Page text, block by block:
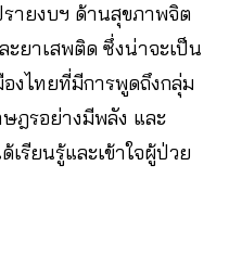
ายงบฯ ด้านสุขภาพจิต
ะยาเสพติด ซึ่งน่าจะเป็น
องไทยที่มีการพูดถึงกลุ่ม
ฎรอย่างมีพลัง และ
รียนรู้และเข้าใจผู้ป่วย